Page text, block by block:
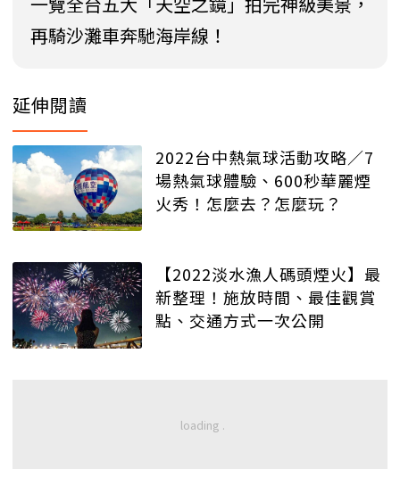
再騎沙灘車奔馳海岸線！
延伸閱讀
2022台中熱氣球活動攻略／7
場熱氣球體驗、600秒華麗煙
火秀！怎麼去？怎麼玩？
【2022淡水漁人碼頭煙火】最
新整理！施放時間、最佳觀賞
點、交通方式一次公開